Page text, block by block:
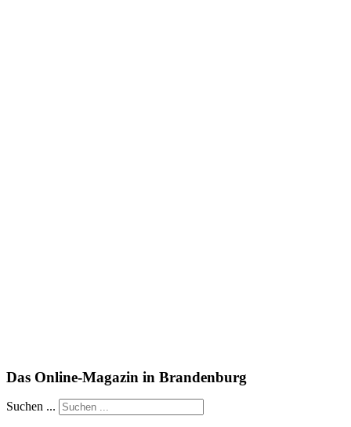
Das Online-Magazin in Brandenburg
Suchen ...